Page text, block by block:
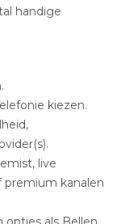
handige
kiezen.
live
premium kanalen